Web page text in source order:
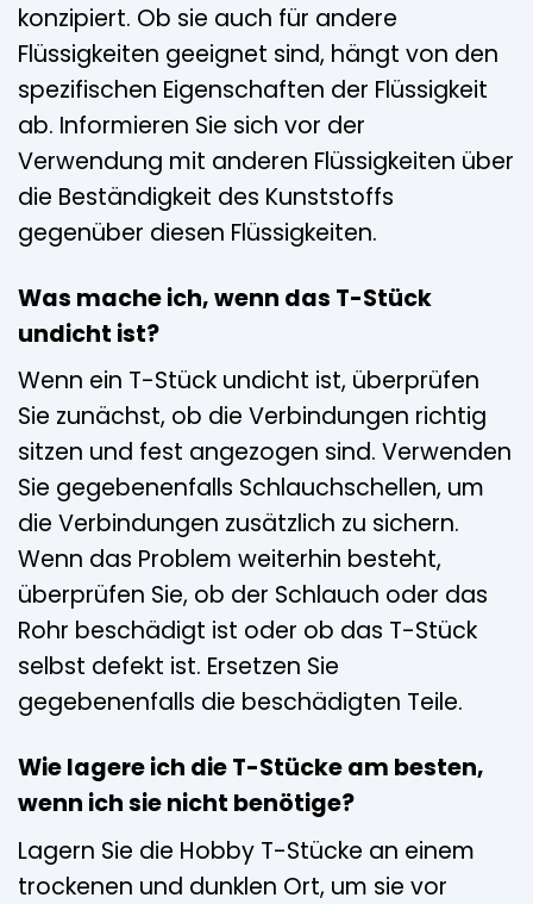
konzipiert. Ob sie auch für andere
Flüssigkeiten geeignet sind, hängt von den
spezifischen Eigenschaften der Flüssigkeit
ab. Informieren Sie sich vor der
Verwendung mit anderen Flüssigkeiten über
die Beständigkeit des Kunststoffs
gegenüber diesen Flüssigkeiten.
Was mache ich, wenn das T-Stück
undicht ist?
Wenn ein T-Stück undicht ist, überprüfen
Sie zunächst, ob die Verbindungen richtig
sitzen und fest angezogen sind. Verwenden
Sie gegebenenfalls Schlauchschellen, um
die Verbindungen zusätzlich zu sichern.
Wenn das Problem weiterhin besteht,
überprüfen Sie, ob der Schlauch oder das
Rohr beschädigt ist oder ob das T-Stück
selbst defekt ist. Ersetzen Sie
gegebenenfalls die beschädigten Teile.
Wie lagere ich die T-Stücke am besten,
wenn ich sie nicht benötige?
Lagern Sie die Hobby T-Stücke an einem
trockenen und dunklen Ort, um sie vor